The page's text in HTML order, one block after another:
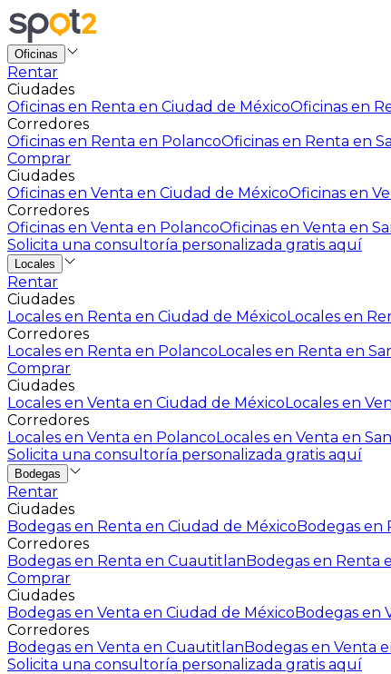
Oficinas
Rentar
Ciudades
Oficinas en Renta en Ciudad de MéxicoOficinas en
Corredores
Oficinas en Renta en PolancoOficinas en Renta en
Comprar
Ciudades
Oficinas en Venta en Ciudad de MéxicoOficinas en
Corredores
Oficinas en Venta en PolancoOficinas en Venta en
Solicita una consultoría personalizada gratis aquí
Locales
Rentar
Ciudades
Locales en Renta en Ciudad de MéxicoLocales en
Corredores
Locales en Renta en PolancoLocales en Renta en
Comprar
Ciudades
Locales en Venta en Ciudad de MéxicoLocales en
Corredores
Locales en Venta en PolancoLocales en Venta en
Solicita una consultoría personalizada gratis aquí
Bodegas
Rentar
Ciudades
Bodegas en Renta en Ciudad de MéxicoBodegas en
Corredores
Bodegas en Renta en CuautitlanBodegas en Renta
Comprar
Ciudades
Bodegas en Venta en Ciudad de MéxicoBodegas en
Corredores
Bodegas en Venta en CuautitlanBodegas en Venta
Solicita una consultoría personalizada gratis aquí